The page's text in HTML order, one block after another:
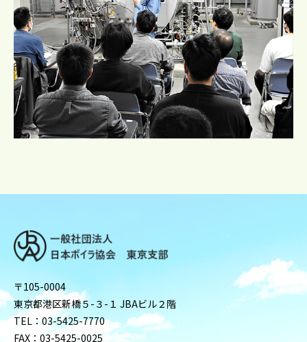
〒105-0004
東京都港区新橋５-３-１ JBAビル２階
TEL：03-5425-7770
FAX：03-5425-0025